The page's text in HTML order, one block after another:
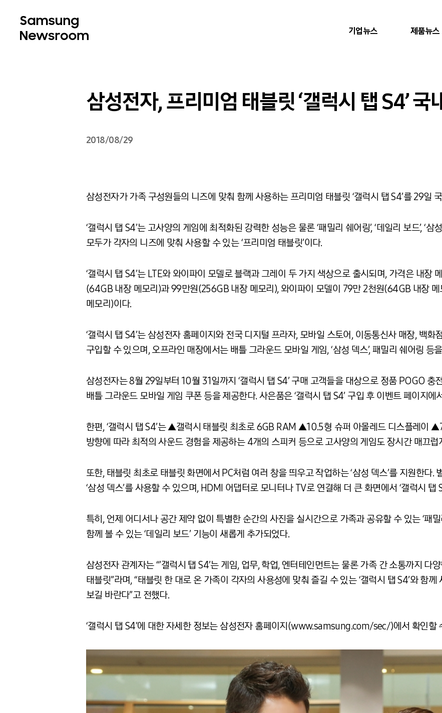
기업뉴스 제품뉴스
삼성전자, 프리미엄 태블릿 ‘갤럭시 탭 S4’ 국
2018/08/29
삼성전자가 가족 구성원들의 니즈에 맞춰 함께 사용하는 프리미엄 태블릿 ‘갤럭시 탭 S4’를 29일
‘갤럭시 탭 S4’는 고사양의 게임에 최적화된 강력한 성능은 물론 ‘패밀리 쉐어링’, ‘데일리 보드’, ‘
모두가 각자의 니즈에 맞춰 사용할 수 있는 ‘프리미엄 태블릿’이다.
‘갤럭시 탭 S4’는 LTE와 와이파이 모델로 블랙과 그레이 두 가지 색상으로 출시되며, 가격은 내장
(64GB 내장 메모리)과 99만원(256GB 내장 메모리), 와이파이 모델이 79만 2천원(64GB 내장
메모리)이다.
‘갤럭시 탭 S4’는 삼성전자 홈페이지와 전국 디지털 프라자, 모바일 스토어, 이동통신사 매장, 백화
구입할 수 있으며, 오프라인 매장에서는 배틀 그라운드 모바일 게임, ‘삼성 덱스’, 패밀리 쉐어링 등
삼성전자는 8월 29일부터 10월 31일까지 ‘갤럭시 탭 S4’ 구매 고객들을 대상으로 정품 POGO 충
배틀 그라운드 모바일 게임 쿠폰 등을 제공한다. 사은품은 ‘갤럭시 탭 S4’ 구입 후 이벤트 페이지에
한편, ‘갤럭시 탭 S4’는 ▲갤럭시 태블릿 최초로 6GB RAM ▲10.5형 슈퍼 아몰레드 디스플레이
방향에 따라 최적의 사운드 경험을 제공하는 4개의 스피커 등으로 고사양의 게임도 장시간 매끄럽
또한, 태블릿 최초로 태블릿 화면에서 PC처럼 여러 창을 띄우고 작업하는 ‘삼성 덱스’를 지원한다.
‘삼성 덱스’를 사용할 수 있으며, HDMI 어댑터로 모니터나 TV로 연결해 더 큰 화면에서 ‘갤럭시 탭
특히, 언제 어디서나 공간 제약 없이 특별한 순간의 사진을 실시간으로 가족과 공유할 수 있는 ‘패
함께 볼 수 있는 ‘데일리 보드’ 기능이 새롭게 추가되었다.
삼성전자 관계자는 “’갤럭시 탭 S4’는 게임, 업무, 학업, 엔터테인먼트는 물론 가족 간 소통까지 다
태블릿”라며, “태블릿 한 대로 온 가족이 각자의 사용성에 맞춰 즐길 수 있는 ‘갤럭시 탭 S4’와 함
보길 바란다”고 전했다.
‘갤럭시 탭 S4’에 대한 자세한 정보는 삼성전자 홈페이지(www.samsung.com/sec/)에서 확인할